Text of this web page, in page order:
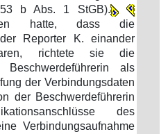
b Abs. 1 StGB).
hatte, dass die
Reporter K. einander
richtete sie die
als
der Verbindungsdaten
der Beschwerdeführerin
des
Verbindungsaufnahme